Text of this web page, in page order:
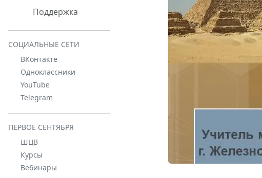
Поддержка
СОЦИАЛЬНЫЕ СЕТИ
ВКонтакте
Одноклассники
YouTube
Telegram
ПЕРВОЕ СЕНТЯБРЯ
ШЦВ
Курсы
Вебинары